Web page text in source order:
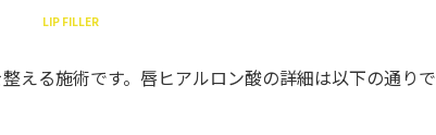
LIP FILLER
える施術です。唇ヒアルロン酸の詳細は以下の通りで